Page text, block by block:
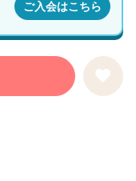
ご入会はこちら